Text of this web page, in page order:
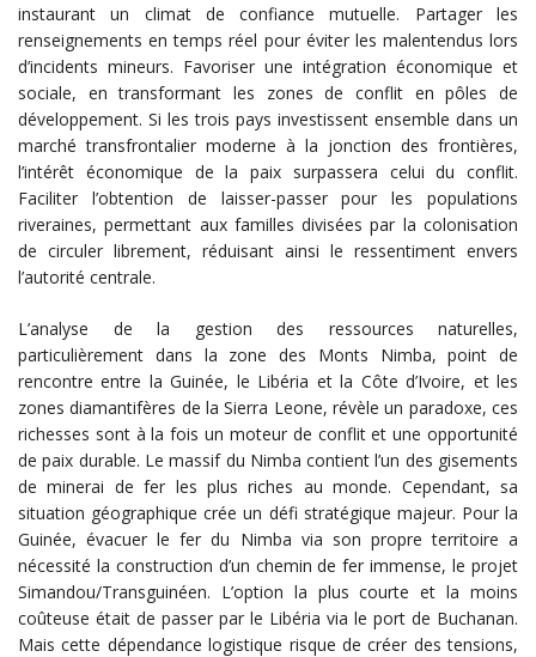
instaurant un climat de confiance mutuelle. Partager les
renseignements en temps réel pour éviter les malentendus lors
d’incidents mineurs. Favoriser une intégration économique et
sociale, en transformant les zones de conflit en pôles de
développement. Si les trois pays investissent ensemble dans un
marché transfrontalier moderne à la jonction des frontières,
l’intérêt économique de la paix surpassera celui du conflit.
Faciliter l’obtention de laisser-passer pour les populations
riveraines, permettant aux familles divisées par la colonisation
de circuler librement, réduisant ainsi le ressentiment envers
l’autorité centrale.
L’analyse de la gestion des ressources naturelles,
particulièrement dans la zone des Monts Nimba, point de
rencontre entre la Guinée, le Libéria et la Côte d’Ivoire, et les
zones diamantifères de la Sierra Leone, révèle un paradoxe, ces
richesses sont à la fois un moteur de conflit et une opportunité
de paix durable. Le massif du Nimba contient l’un des gisements
de minerai de fer les plus riches au monde. Cependant, sa
situation géographique crée un défi stratégique majeur. Pour la
Guinée, évacuer le fer du Nimba via son propre territoire a
nécessité la construction d’un chemin de fer immense, le projet
Simandou/Transguinéen. L’option la plus courte et la moins
coûteuse était de passer par le Libéria via le port de Buchanan.
Mais cette dépendance logistique risque de créer des tensions,